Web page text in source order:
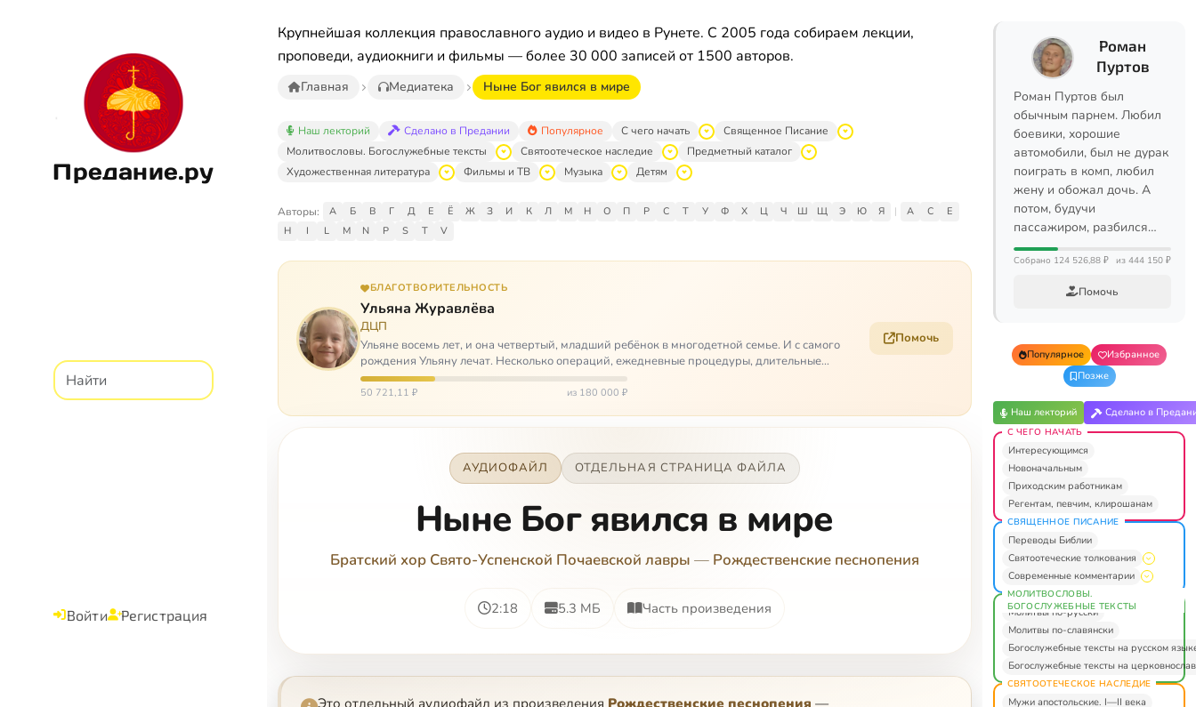
Предание.ру
Войти Регистрация
Крупнейшая коллекция православного аудио и видео в Рунете. С 2005 года собираем лекции,
проповеди, аудиокниги и фильмы — более 30 000 записей от 1500 авторов.
Главная Медиатека Ныне Бог явился в мире
Наш лекторий Сделано в Предании Популярное С чего начать
Священное Писание
Молитвословы. Богослужебные тексты
Святоотеческое наследие
Предметный каталог
Художественная литература
Фильмы и ТВ Музыка Детям
Авторы: А Б В Г Д Е Ё Ж З И К Л М Н О П Р С Т У Ф Х Ц Ч Ш Щ Э Ю Я | A C
E
H
I L M N P S T V
БЛАГОТВОРИТЕЛЬНОСТЬ
Ульяна Журавлёва
ДЦП
Ульяне восемь лет, и она четвертый, младший ребёнок в многодетной семье. И с самого
рождения Ульяну лечат. Несколько операций, ежедневные процедуры, длительные
реабилитации и беско…
50 721,11 ₽ из 180 000 ₽
Помочь
АУДИОФАЙЛ ОТДЕЛЬНАЯ СТРАНИЦА ФАЙЛА
Ныне Бог явился в мире
Братский хор Свято-Успенской Почаевской лавры — Рождественские песнопения
2:18 5.3 МБ Часть произведения
Это отдельный аудиофайл из произведения Рождественские песнопения —
Роман
Пуртов
Роман Пуртов был
обычным парнем. Любил
боевики, хорошие
автомобили, был не дурак
поиграть в комп, любил
жену и обожал дочь. А
потом, будучи
пассажиром, разбился…
Собрано 124 526,88 ₽ из 444 150 ₽
Помочь
Популярное
Избранное
Позже
Наш лекторий Сделано в
С ЧЕГО НАЧАТЬ
Интересующимся
Новоначальным
Приходским работникам
Регентам, певчим, клирошанам
СВЯЩЕННОЕ ПИСАНИЕ
Переводы Библии
Святоотеческие толкования
Современные комментарии
МОЛИТВОСЛОВЫ.
БОГОСЛУЖЕБНЫЕ ТЕКСТЫ
Молитвы по-русски
Молитвы по-славянски
Богослужебные тексты на русском
Богослужебные тексты на
СВЯТООТЕЧЕСКОЕ НАСЛЕДИЕ
Мужи апостольские. I—II века